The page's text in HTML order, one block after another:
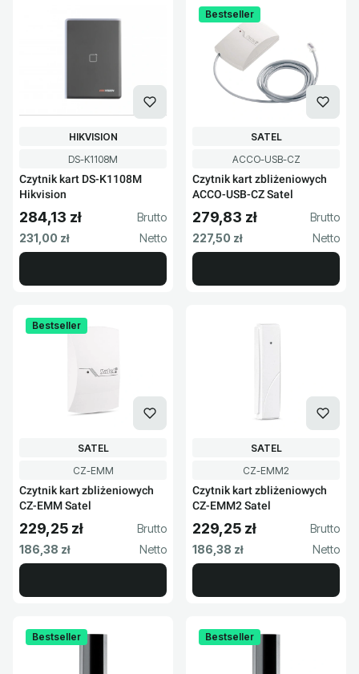
Kod produktu
DS-K1108M
Czytnik kart DS-K1108M
Hikvision
PRODUCENT
HIKVISION
Cena brutto
284,13 zł
Cena netto
231,00 zł
Bestseller
Kod produktu
ACCO-USB-CZ
Czytnik kart zbliżeniowych
ACCO-USB-CZ Satel
PRODUCENT
SATEL
Cena brutto
279,83 zł
Cena netto
227,50 zł
Bestseller
Kod produktu
CZ-EMM
Czytnik kart zbliżeniowych
CZ-EMM Satel
PRODUCENT
SATEL
Cena brutto
229,25 zł
Cena netto
186,38 zł
Kod produktu
CZ-EMM2
Czytnik kart zbliżeniowych
CZ-EMM2 Satel
PRODUCENT
SATEL
Cena brutto
229,25 zł
Cena netto
186,38 zł
Bestseller Bestseller